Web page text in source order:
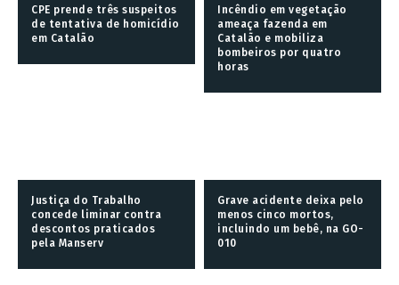
CPE prende três suspeitos
de tentativa de homicídio
em Catalão
Incêndio em vegetação
ameaça fazenda em
Catalão e mobiliza
bombeiros por quatro
horas
Justiça do Trabalho
concede liminar contra
descontos praticados
pela Manserv
Grave acidente deixa pelo
menos cinco mortos,
incluindo um bebê, na GO-
010